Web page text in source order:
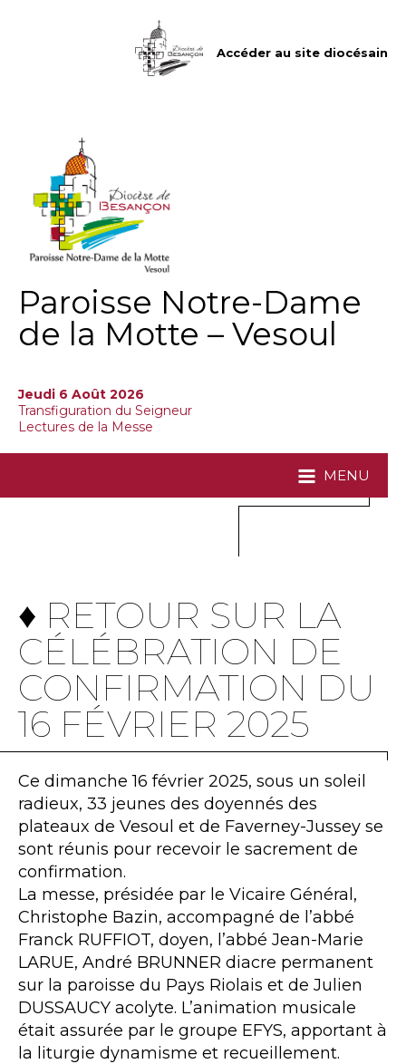
Accéder au site diocésain
Paroisse Notre-Dame
de la Motte – Vesoul
Jeudi 6 Août 2026
Transfiguration du Seigneur
Lectures de la Messe
MENU
♦ RETOUR SUR LA
CÉLÉBRATION DE
CONFIRMATION DU
16 FÉVRIER 2025
Ce dimanche 16 février 2025, sous un soleil
radieux, 33 jeunes des doyennés des
plateaux de Vesoul et de Faverney-Jussey se
sont réunis pour recevoir le sacrement de
confirmation.
La messe, présidée par le Vicaire Général,
Christophe Bazin, accompagné de l’abbé
Franck RUFFIOT, doyen, l’abbé Jean-Marie
LARUE, André BRUNNER diacre permanent
sur la paroisse du Pays Riolais et de Julien
DUSSAUCY acolyte. L’animation musicale
était assurée par le groupe EFYS, apportant à
la liturgie dynamisme et recueillement.